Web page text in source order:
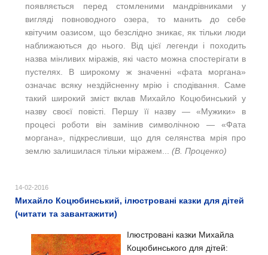
появляється перед стомленими мандрівниками у
вигляді повноводного озера, то манить до себе
квітучим оазисом, що безслідно зникає, як тільки люди
наближаються до нього. Від цієї легенди і походить
назва мінливих міражів, які часто можна спостерігати в
пустелях. В широкому ж значенні «фата моргана»
означає всяку нездійсненну мрію і сподівання. Саме
такий широкий зміст вклав Михайло Коцюбинський у
назву своєї повісті. Першу її назву — «Мужики» в
процесі роботи він замінив символічною — «Фата
моргана», підкресливши, що для селянства мрія про
землю залишилася тільки міражем... (В. Проценко)
14-02-2016
Михайло Коцюбинський, ілюстровані казки для дітей
(читати та завантажити)
Ілюстровані казки Михайла
Коцюбинського для дітей: